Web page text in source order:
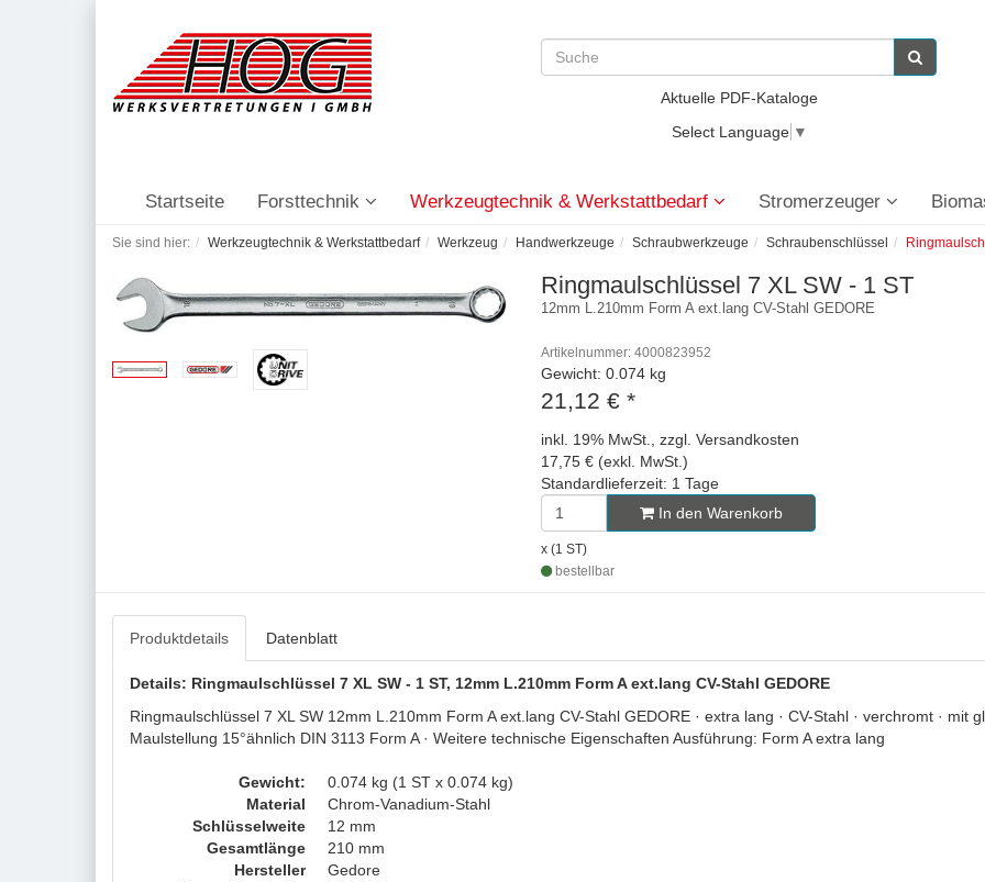
Aktuelle PDF-Kataloge
Select Language ▼
Startseite Forsttechnik Werkzeugtechnik & Werkstattbedarf Stromerzeuger
Sie sind hier: Werkzeugtechnik & Werkstattbedarf Werkzeug Handwerkzeuge Schraubwerkzeuge Schraubenschlüssel
Ringmaulschlüssel 7 XL SW - 1 ST
12mm L.210mm Form A ext.lang CV-Stahl GEDORE
Artikelnummer: 4000823952
Gewicht: 0.074 kg
21,12 € *
inkl. 19% MwSt., zzgl. Versandkosten
17,75 € (exkl. MwSt.)
Standardlieferzeit: 1 Tage
In den Warenkorb
x (1 ST)
bestellbar
Produktdetails Datenblatt
Details: Ringmaulschlüssel 7 XL SW - 1 ST, 12mm L.210mm Form A ext.lang CV-Stahl GEDORE
Ringmaulschlüssel 7 XL SW 12mm L.210mm Form A ext.lang CV-Stahl GEDORE · extra lang · CV-Stahl · verchromt · mit
Maulstellung 15°ähnlich DIN 3113 Form A · Weitere technische Eigenschaften Ausführung: Form A extra lang
Gewicht:
0.074 kg (1 ST x 0.074 kg)
Material
Chrom-Vanadium-Stahl
Schlüsselweite
12 mm
Gesamtlänge
210 mm
Hersteller
Gedore